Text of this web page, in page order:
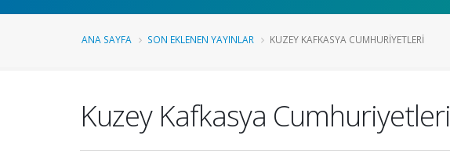
ANA SAYFA SON EKLENEN YAYINLAR KUZEY KAFKASYA CUMHURIYETLERI
Kuzey Kafkasya Cumhuriyetleri